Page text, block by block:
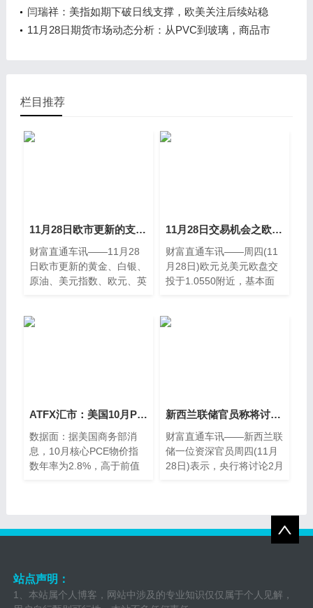
闫瑞祥：美指如期下破日线支撑，欧美关注后续站稳
日线阻力
11月28日期货市场动态分析：从PVC到玻璃，商品市
栏目推荐
11月28日欧市更新的支撑阻力：金银原油+美元指数等八大货币对
财富直通车讯——11月28
日欧市更新的黄金、白银、
原油、美元指数、欧元、英
11月28日交易机会之欧元兑美元技术分析
财富直通车讯——周四(11
月28日)欧元兑美元欧盘交
投于1.0550附近，基本面
ATFX汇市：美国10月PCE年率微增，美元指数暴跌！
数据面：据美国商务部消
息，10月核心PCE物价指
数年率为2.8%，高于前值
新西兰联储官员称将讨论2月份降息25个基点还是50个基点
财富直通车讯——新西兰联
储一位资深官员周四(11月
28日)表示，央行将讨论2月
站点声明：
1、本站属个人博客，网站中涉及的专业知识仅仅属于个人见解，